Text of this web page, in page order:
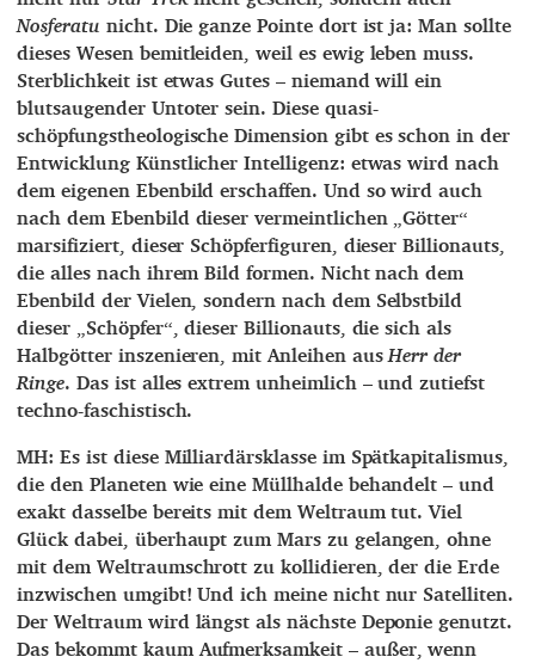
Nosferatu nicht. Die ganze Pointe dort ist ja: Man sollte
dieses Wesen bemitleiden, weil es ewig leben muss.
Sterblichkeit ist etwas Gutes – niemand will ein
blutsaugender Untoter sein. Diese quasi-
schöpfungstheologische Dimension gibt es schon in der
Entwicklung Künstlicher Intelligenz: etwas wird nach
dem eigenen Ebenbild erschaffen. Und so wird auch
nach dem Ebenbild dieser vermeintlichen „Götter“
marsifiziert, dieser Schöpferfiguren, dieser Billionauts,
die alles nach ihrem Bild formen. Nicht nach dem
Ebenbild der Vielen, sondern nach dem Selbstbild
dieser „Schöpfer“, dieser Billionauts, die sich als
Halbgötter inszenieren, mit Anleihen ausHerr der
Ringe. Das ist alles extrem unheimlich – und zutiefst
techno-faschistisch.
MH: Es ist diese Milliardärsklasse im Spätkapitalismus,
die den Planeten wie eine Müllhalde behandelt – und
exakt dasselbe bereits mit dem Weltraum tut. Viel
Glück dabei, überhaupt zum Mars zu gelangen, ohne
mit dem Weltraumschrott zu kollidieren, der die Erde
inzwischen umgibt! Und ich meine nicht nur Satelliten.
Der Weltraum wird längst als nächste Deponie genutzt.
Das bekommt kaum Aufmerksamkeit – außer, wenn